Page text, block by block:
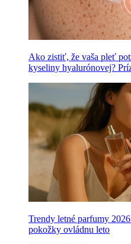
Ako zistiť, že vaša pleť
kyseliny hyalurónovej?
Trendy letné parfumy
pokožky ovládnu leto